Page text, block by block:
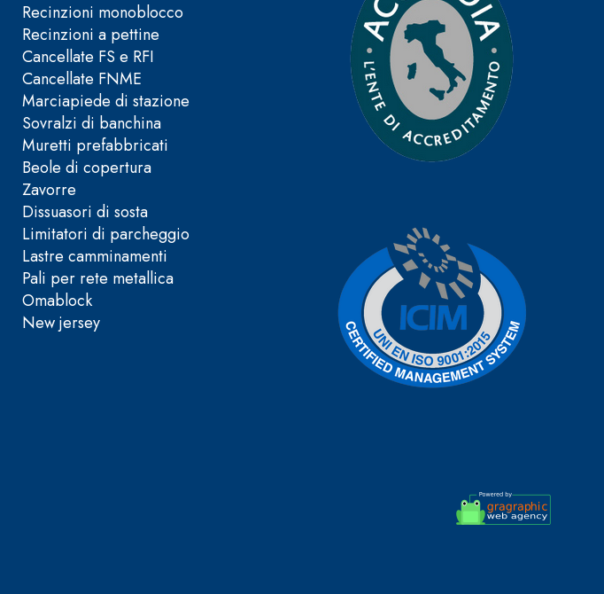
Recinzioni monoblocco
Recinzioni a pettine
Cancellate FS e RFI
Cancellate FNME
Marciapiede di stazione
Sovralzi di banchina
Muretti prefabbricati
Beole di copertura
Zavorre
Dissuasori di sosta
Limitatori di parcheggio
Lastre camminamenti
Pali per rete metallica
Omablock
New jersey